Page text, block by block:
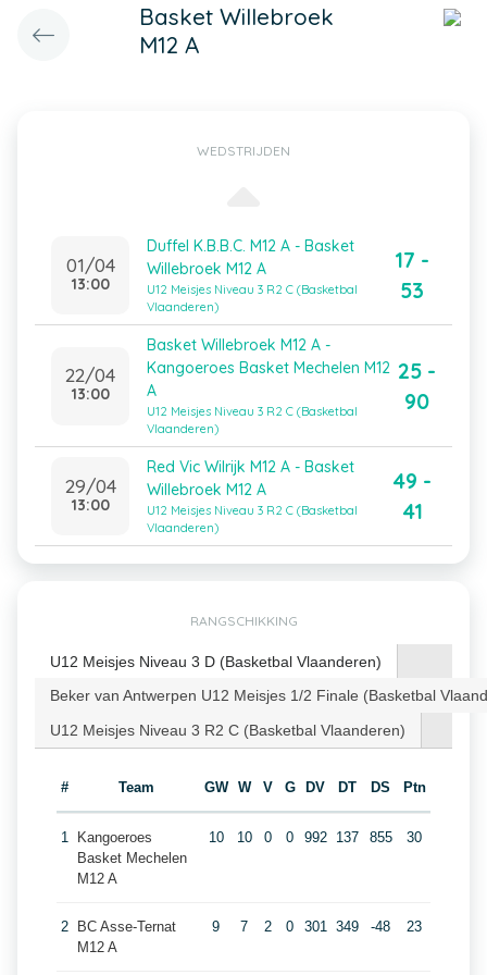
Basket Willebroek
M12 A
WEDSTRIJDEN
01/04
13:00
Duffel K.B.B.C. M12 A - Basket
Willebroek M12 A
U12 Meisjes Niveau 3 R2 C (Basketbal
Vlaanderen)
17 -
53
22/04
13:00
Basket Willebroek M12 A -
Kangoeroes Basket Mechelen M12
A
U12 Meisjes Niveau 3 R2 C (Basketbal
Vlaanderen)
25 -
90
29/04
13:00
Red Vic Wilrijk M12 A - Basket
Willebroek M12 A
U12 Meisjes Niveau 3 R2 C (Basketbal
Vlaanderen)
49 -
41
RANGSCHIKKING
U12 Meisjes Niveau 3 D (Basketbal Vlaanderen)
Beker van Antwerpen U12 Meisjes 1/2 Finale (Basketbal
U12 Meisjes Niveau 3 R2 C (Basketbal Vlaanderen)
# Team GW W V G DV DT DS Ptn
1
Kangoeroes
Basket Mechelen
M12 A
10 10 0 0 992 137 855 30
2
BC Asse-Ternat
M12 A
9 7 2 0 301 349 -48 23